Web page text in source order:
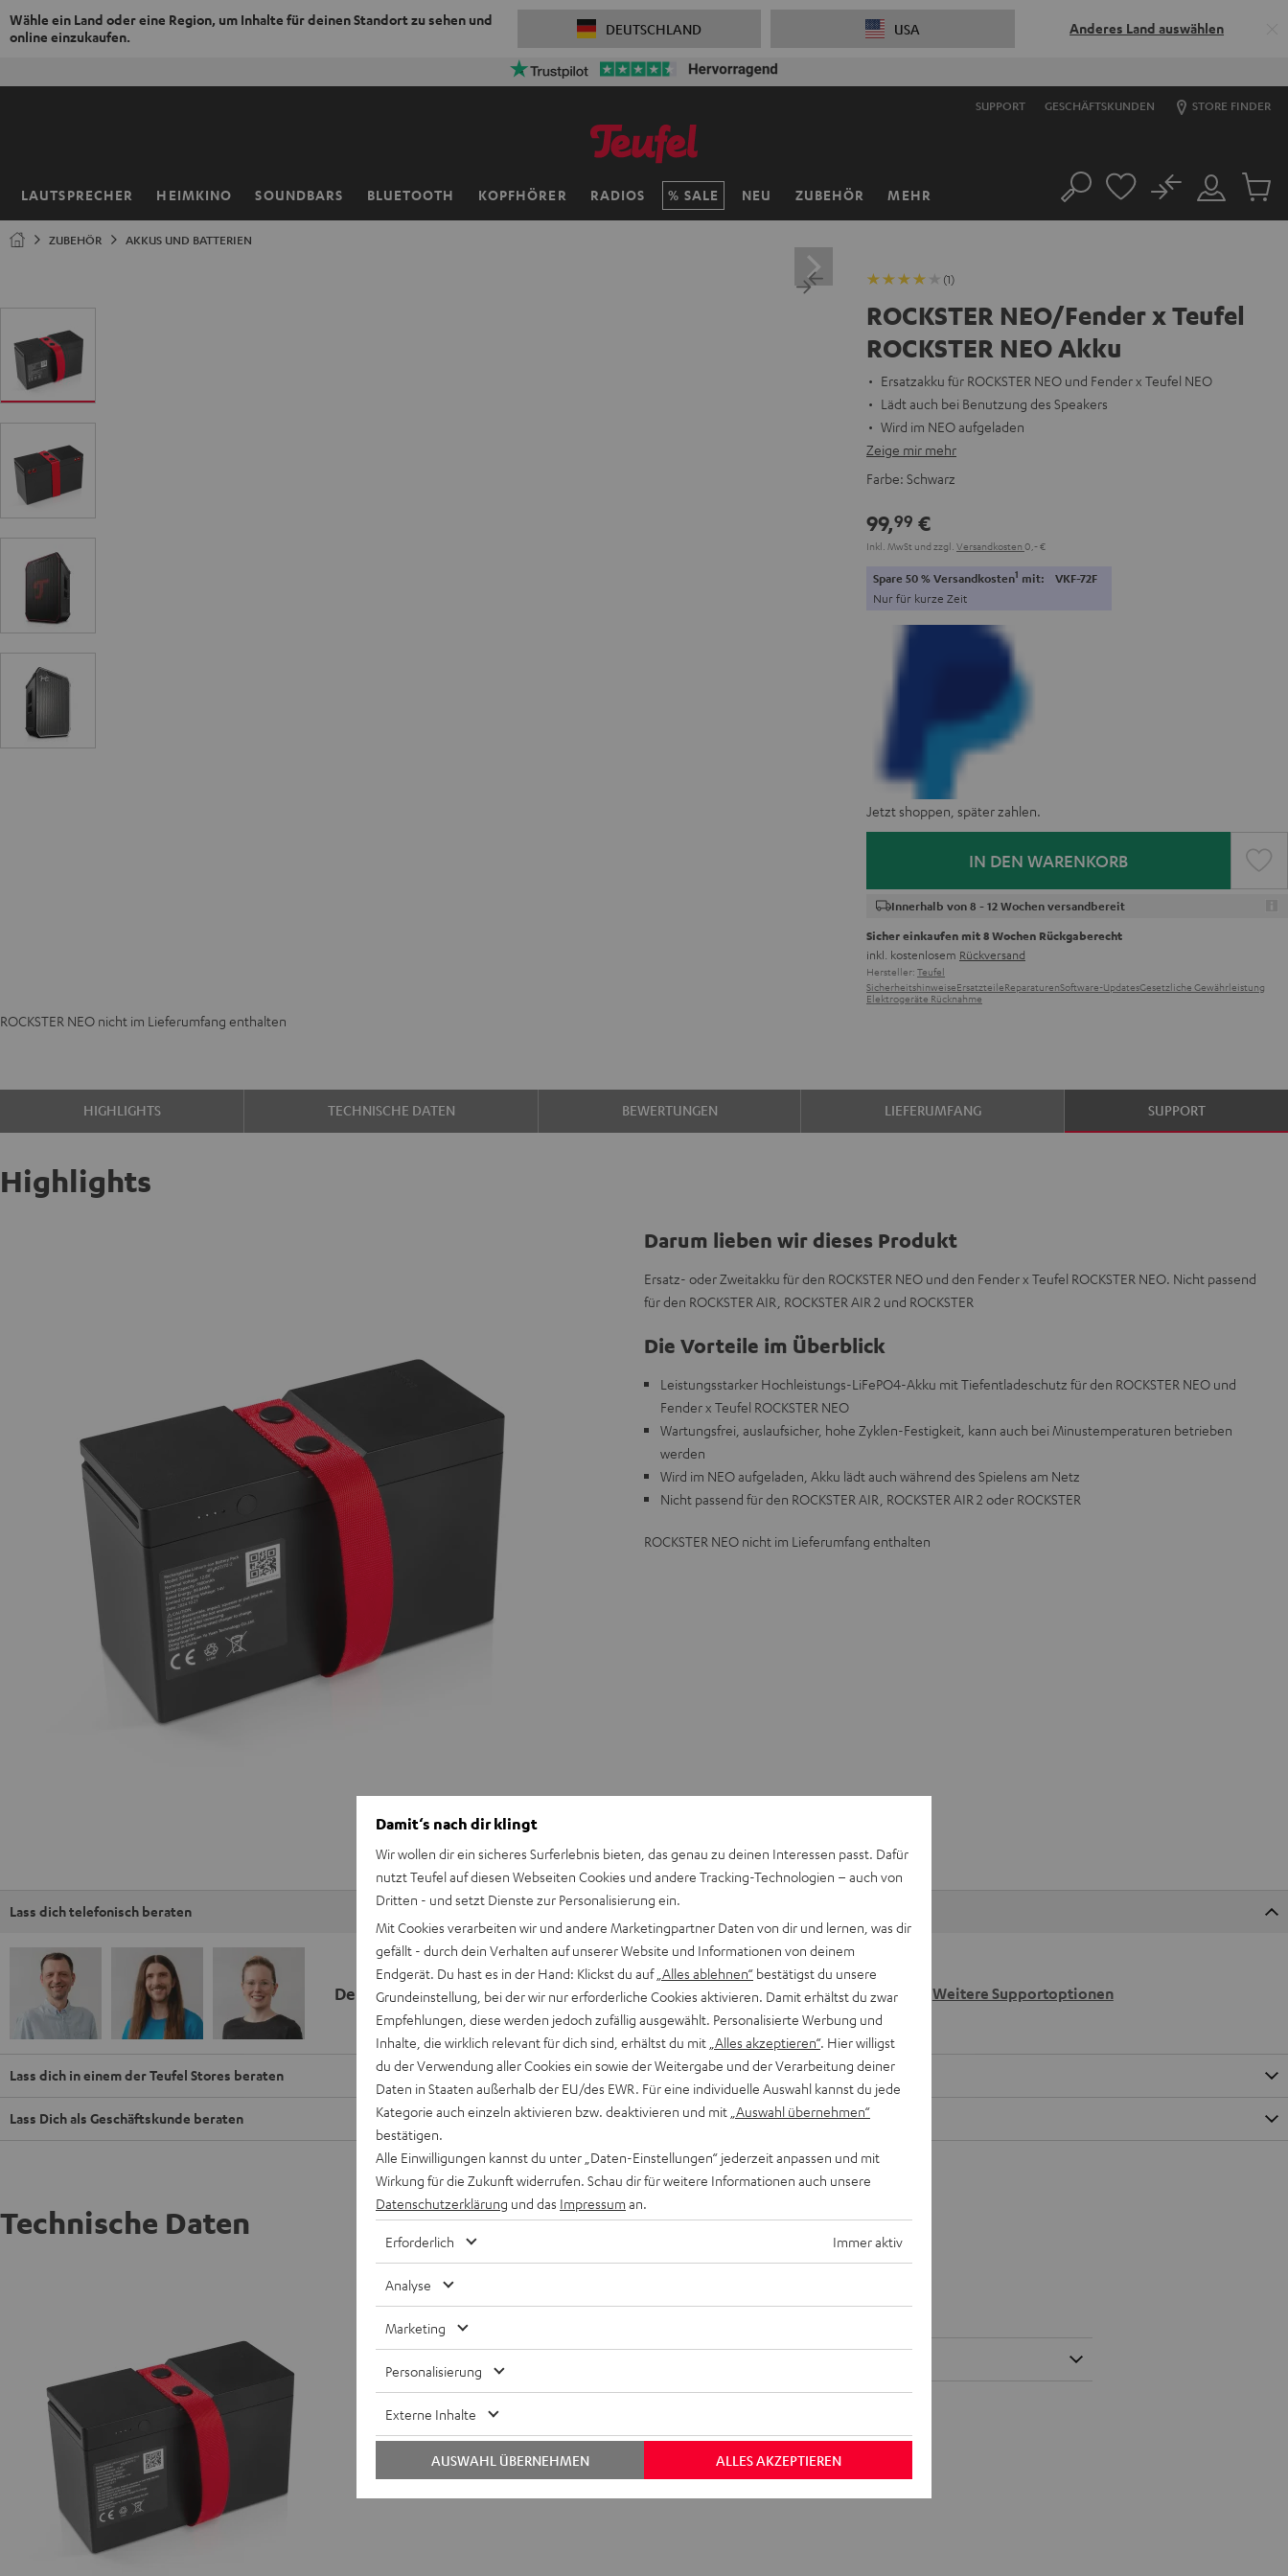
Wähle ein Land oder eine Region, um Inhalte für deinen Standort zu sehen und
online einzukaufen.
DEUTSCHLAND USA Anderes Land auswählen
50% Versandkosten sparen mit VKF-72F
SUPPORT GESCHÄFTSKUNDEN STORE FINDER
LAUTSPRECHER HEIMKINO SOUNDBARS BLUETOOTH KOPFHÖRER RADIOS SALE NEU ZUBEHÖR MEHR
Startseite Suche
Mein
Konto
No
Artikel
ZUBEHÖR AKKUS UND BATTERIEN
(1)
ROCKSTER NEO/Fender x Teufel
ROCKSTER NEO Akku
Ersatzakku für ROCKSTER NEO und Fender x Teufel NEO
Lädt auch bei Benutzung des Speakers
Wird im NEO aufgeladen
Zeige mir mehr
Farbe: Schwarz
99,99 €
Inkl. MwSt und zzgl. Versandkosten 0,‐ €
Spare 50 % Versandkosten1 mit: VKF-72F
Nur für kurze Zeit
Jetzt shoppen, später zahlen.
IN DEN WARENKORB
Innerhalb von 8 - 12 Wochen versandbereit
Sicher einkaufen mit 8 Wochen Rückgaberecht
inkl. kostenlosem Rückversand
Hersteller: Teufel
SicherheitshinweiseErsatzteileReparaturenSoftware-UpdatesGesetzliche Gewährleistung
Elektrogeräte Rücknahme
ROCKSTER NEO nicht im Lieferumfang enthalten
HIGHLIGHTS TECHNISCHE DATEN BEWERTUNGEN LIEFERUMFANG SUPPORT
Highlights
Darum lieben wir dieses Produkt
Ersatz- oder Zweitakku für den ROCKSTER NEO und den Fender x Teufel ROCKSTER NEO. Nicht passend
für den ROCKSTER AIR, ROCKSTER AIR 2 und ROCKSTER
Die Vorteile im Überblick
Leistungsstarker Hochleistungs-LiFePO4-Akku mit Tiefentladeschutz für den ROCKSTER NEO und
Fender x Teufel ROCKSTER NEO
Wartungsfrei, auslaufsicher, hohe Zyklen-Festigkeit, kann auch bei Minustemperaturen betrieben
werden
Wird im NEO aufgeladen, Akku lädt auch während des Spielens am Netz
Nicht passend für den ROCKSTER AIR, ROCKSTER AIR 2 oder ROCKSTER
ROCKSTER NEO nicht im Lieferumfang enthalten
Lass dich telefonisch beraten
Deine Kaufberatung
Keinen Store in der Nähe? Kein Problem, wir
beraten dich auch persönlich am Telefon.
Hier Termin buchen
Weitere Supportoptionen
Lass dich in einem der Teufel Stores beraten
Lass Dich als Geschäftskunde beraten
Technische Daten
Leistungsstarker Ersatzakku für ROCKSTER NEO & Fender x Teufel ROCKSTER NEO
Damit‘s nach dir klingt
Wir wollen dir ein sicheres Surferlebnis bieten, das genau zu deinen Interessen passt. Dafür
nutzt Teufel auf diesen Webseiten Cookies und andere Tracking-Technologien – auch von
Dritten - und setzt Dienste zur Personalisierung ein.
Mit Cookies verarbeiten wir und andere Marketingpartner Daten von dir und lernen, was dir
gefällt - durch dein Verhalten auf unserer Website und Informationen von deinem
Endgerät. Du hast es in der Hand: Klickst du auf „Alles ablehnen“ bestätigst du unsere
Grundeinstellung, bei der wir nur erforderliche Cookies aktivieren. Damit erhältst du zwar
Empfehlungen, diese werden jedoch zufällig ausgewählt. Personalisierte Werbung und
Inhalte, die wirklich relevant für dich sind, erhältst du mit „Alles akzeptieren“. Hier willigst
du der Verwendung aller Cookies ein sowie der Weitergabe und der Verarbeitung deiner
Daten in Staaten außerhalb der EU/des EWR. Für eine individuelle Auswahl kannst du jede
Kategorie auch einzeln aktivieren bzw. deaktivieren und mit „Auswahl übernehmen“
bestätigen.
Alle Einwilligungen kannst du unter „Daten-Einstellungen“ jederzeit anpassen und mit
Wirkung für die Zukunft widerrufen. Schau dir für weitere Informationen auch unsere
Datenschutzerklärung und das Impressum an.
Erforderlich Immer aktiv
Analyse
Marketing
Personalisierung
Externe Inhalte
ALLES AKZEPTIEREN
AUSWAHL ÜBERNEHMEN